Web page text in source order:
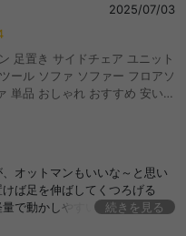
2025/07/03
足置き サイドチェア ユニット
ール ソファ ソファー フロアソ
単品 おしゃれ おすすめ 安い 1
オットマンもいいな～と思い
ば足を伸ばしてくつろげる
で動かしやすいから、レイア
続きを見る